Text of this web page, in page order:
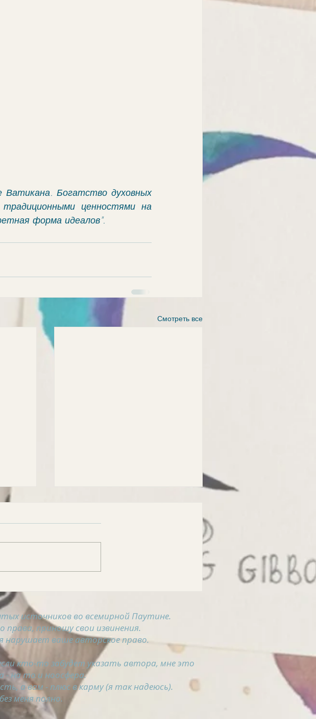
Ватикана. Богатство духовных
традиционными ценностями на
форма идеалов".
Смотреть все
источников во всемирной Паутине.
приношу свои извинения.
ваше авторское право.
кто-то забудет указать автора, мне это
- на то и ноосфера.
а вам - плюс в карму (я так надеюсь).
меня полно.